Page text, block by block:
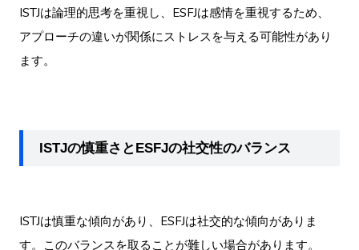
ISTJは論理的思考を重視し、ESFJは感情を重視するため、
アプローチの違いが関係にストレスを与える可能性があり
ます。
ISTJの慎重さとESFJの社交性のバランス
ISTJは慎重な傾向があり、ESFJは社交的な傾向がありま
す。このバランスを取ることが難しい場合があります。